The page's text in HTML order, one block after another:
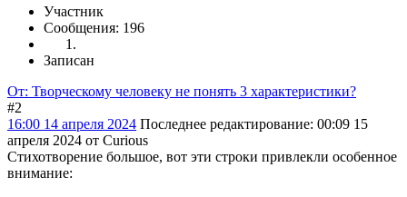
Участник
Сообщения: 196
Записан
От: Творческому человеку не понять 3 характеристики?
#2
16:00 14 апреля 2024 Последнее редактирование: 00:09 15
апреля 2024 от Curious
Стихотворение большое, вот эти строки привлекли особенное
внимание: